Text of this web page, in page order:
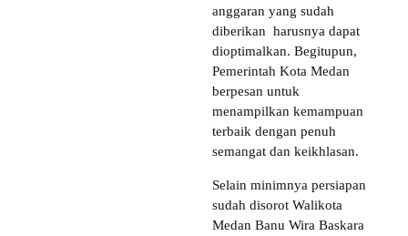
anggaran yang sudah
diberikan harusnya dapat
dioptimalkan. Begitupun,
Pemerintah Kota Medan
berpesan untuk
menampilkan kemampuan
terbaik dengan penuh
semangat dan keikhlasan.
Selain minimnya persiapan
sudah disorot Walikota
Medan Banu Wira Baskara